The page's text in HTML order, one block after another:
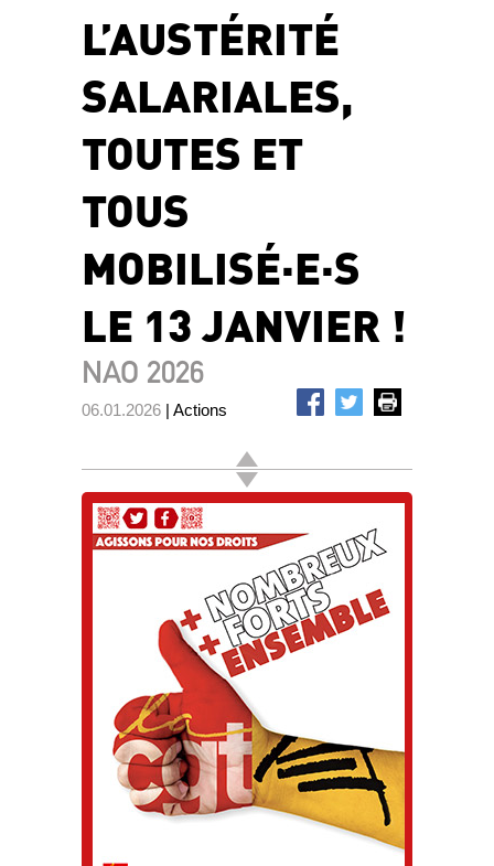
L’AUSTÉRITÉ
SALARIALES,
TOUTES ET
TOUS
MOBILISÉ·E·S
LE 13 JANVIER !
NAO 2026
06.01.2026 | Actions